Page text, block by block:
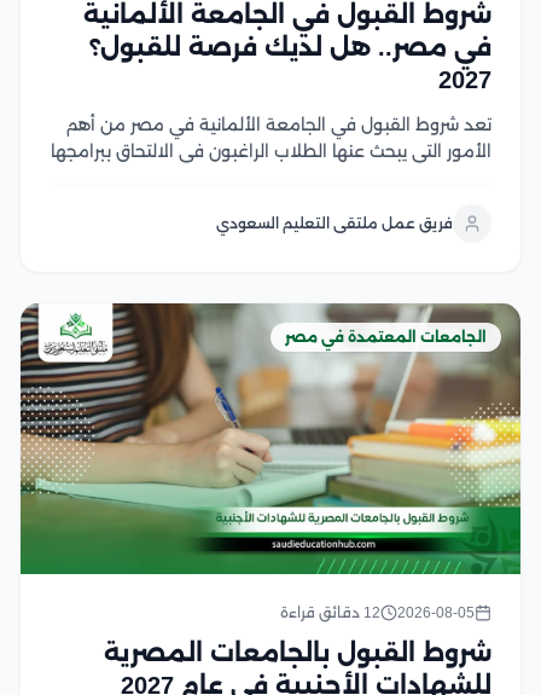
شروط القبول في الجامعة الألمانية
في مصر.. هل لديك فرصة للقبول؟
2027
تعد شروط القبول في الجامعة الألمانية في مصر من أهم
الأمور التي يبحث عنها الطلاب الراغبون في الالتحاق ببرامجها
المطلوبة، واستيفاء معايير القبول، وتقديم المستندات
فريق عمل ملتقى التعليم السعودي
الجامعات المعتمدة في مصر
2026-08-05 12 دقائق قراءة
شروط القبول بالجامعات المصرية
للشهادات الأجنبية في عام 2027